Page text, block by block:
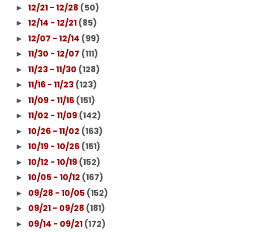
► 12/21 - 12/28 (50)
► 12/14 - 12/21 (85)
► 12/07 - 12/14 (99)
► 11/30 - 12/07 (111)
► 11/23 - 11/30 (128)
► 11/16 - 11/23 (123)
► 11/09 - 11/16 (151)
► 11/02 - 11/09 (142)
► 10/26 - 11/02 (163)
► 10/19 - 10/26 (151)
► 10/12 - 10/19 (152)
► 10/05 - 10/12 (167)
► 09/28 - 10/05 (152)
► 09/21 - 09/28 (181)
► 09/14 - 09/21 (172)